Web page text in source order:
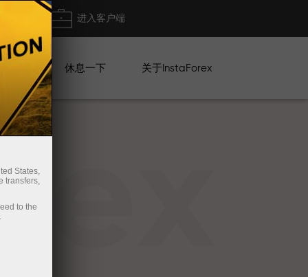
进入客户端
休息一下 关于InstaForex
States,
transfers,
to the